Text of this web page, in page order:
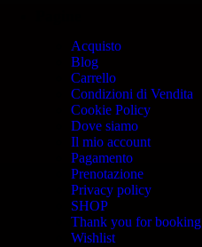
Acquisto
Blog
Carrello
Condizioni di Vendita
Cookie Policy
Dove siamo
Il mio account
Pagamento
Prenotazione
Privacy policy
SHOP
Thank you for booking
Wishlist